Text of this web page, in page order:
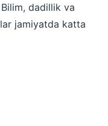
dadillik va
jamiyatda katta